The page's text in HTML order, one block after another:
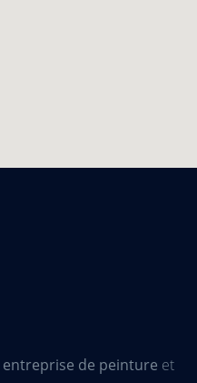
entreprise de peinture et